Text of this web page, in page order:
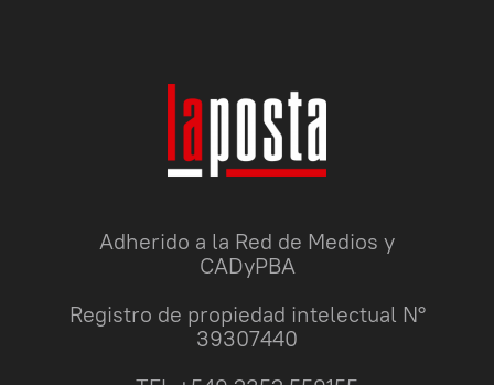
Adherido a la Red de Medios y
CADyPBA
Registro de propiedad intelectual N°
39307440